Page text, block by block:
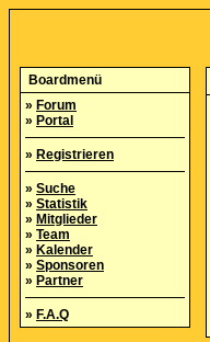
Boardmenü
» Forum
» Portal
» Registrieren
» Suche
» Statistik
» Mitglieder
» Team
» Kalender
» Sponsoren
» Partner
» F.A.Q